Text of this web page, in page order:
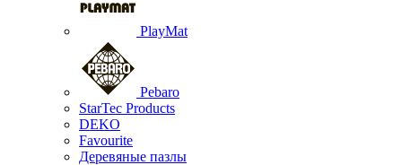
PlayMat
Pebaro
StarTec Products
DEKO
Favourite
Деревяные пазлы